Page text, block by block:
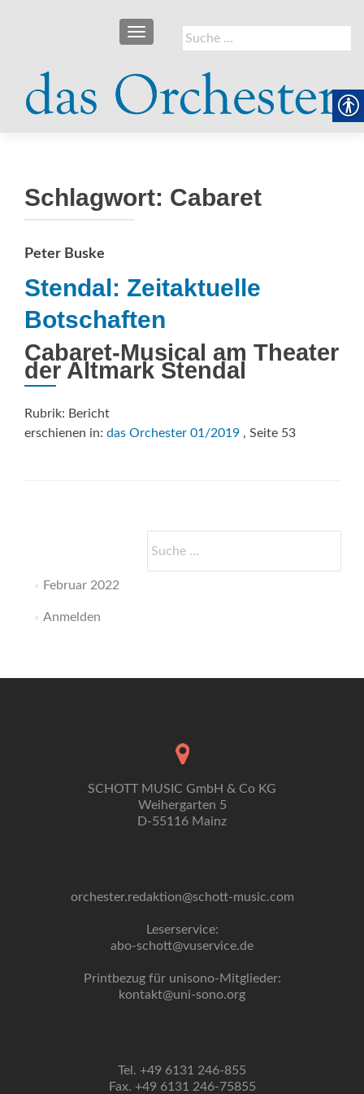
Suche
nach:
SCHALTE NAVIGATION
Schlagwort: Cabaret
Peter Buske
Stendal: Zeitaktuelle
Botschaften
Cabaret-Musical am Theater
der Altmark Stendal
Rubrik: Bericht
erschienen in: das Orchester 01/2019 , Seite 53
nach:
Februar 2022
Anmelden
SCHOTT MUSIC GmbH & Co KG
Weihergarten 5
D-55116 Mainz
orchester.redaktion@schott-music.com
Leserservice:
abo-schott@vuservice.de
Printbezug für unisono-Mitglieder:
kontakt@uni-sono.org
Tel. +49 6131 246-855
Fax. +49 6131 246-75855